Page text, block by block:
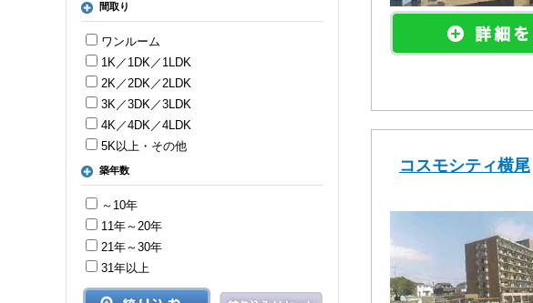
間取り
ワンルーム
1K／1DK／1LDK
2K／2DK／2LDK
3K／3DK／3LDK
4K／4DK／4LDK
5K以上・その他
築年数
～10年
11年～20年
21年～30年
31年以上
コスモシティ横尾